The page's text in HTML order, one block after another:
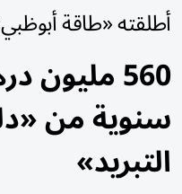
أطلقته «طاقة
560
سنوية من
التبريد»